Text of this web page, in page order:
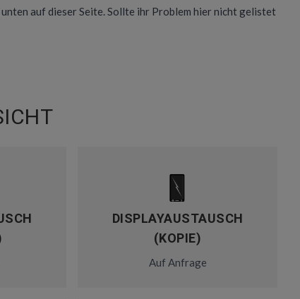
auf dieser Seite. Sollte ihr Problem hier nicht gelistet
DISPLAYAUSTAUSCH
(KOPIE)
Auf Anfrage